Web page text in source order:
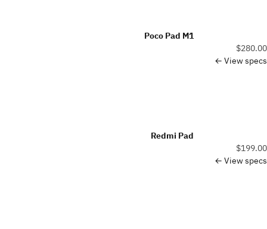
Poco Pad M1
$280.00
View specs ←
Redmi Pad
$199.00
View specs ←